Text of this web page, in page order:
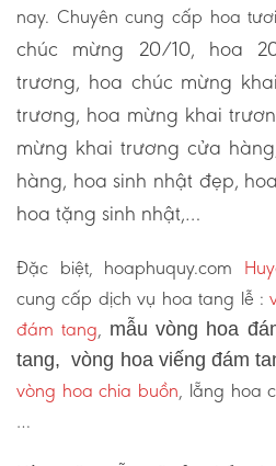
nay. Chuyên cung cấp hoa
chúc mừng 20/10, hoa
trương, hoa chúc mừng
trương, hoa mừng khai
mừng khai trương cửa
hàng, hoa sinh nhật đẹp,
hoa tặng sinh nhật,…
Đặc biệt, hoaphuquy.com
cung cấp dịch vụ hoa tang lễ :
đám tang, mẫu vòng hoa
tang, vòng hoa viếng đám
vòng hoa chia buồn, lẵng hoa
…